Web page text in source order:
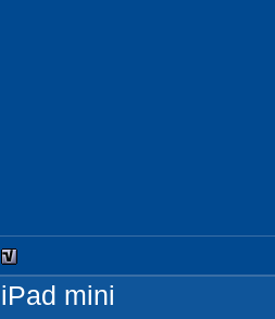
iPad mini